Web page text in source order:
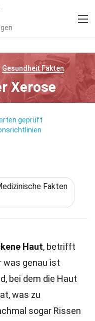
GesundheitFakten
Xerose
geprüft
Fakten
Haut, betrifft
was genau ist
bei dem die Haut
was zu
sogar Rissen